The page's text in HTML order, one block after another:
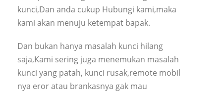
kunci,Dan anda cukup Hubungi kami,maka
kami akan menuju ketempat bapak.
Dan bukan hanya masalah kunci hilang
saja,Kami sering juga menemukan masalah
kunci yang patah, kunci rusak,remote mobil
nya eror atau brankasnya gak mau